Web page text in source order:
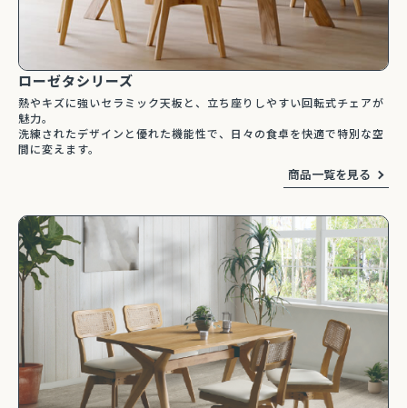
インク
トマン分離型自由レイアウ
ト 幅218cm リラックスフ
ォーム ラグジュアリー 関家
業 NDStyle
ロングセラー】バルバーニ・ワークス
シリーズ
ードシリーズ
ローゼタシリーズ
熱やキズに強いセラミック天板と、立ち座りしやすい回転式チェアが
魅力。
洗練されたデザインと優れた機能性で、日々の食卓を快適で特別な空
間に変えます。